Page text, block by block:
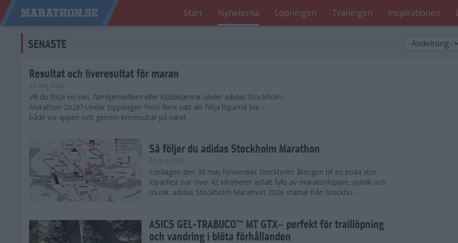
Start Nyheterna Löpningen Träningen Inspirationen
SENASTE
Resultat och liveresultat för maran
28 maj 2026
​Vill du följa en vän, familjemedlem eller klubbkamrat under adidas Stockholm
Marathon 2026? Under loppdagen finns flera sätt att följa löparna live –
både via appen och genom liveresultat på nätet.
Så följer du adidas Stockholm Marathon
28 maj 2026
Lördagen den 30 maj förvandlas Stockholm återigen till en enda stor
löparfest när över 42 kilometer asfalt fylls av maratonlöpare, publik och
musik. adidas Stockholm Marathon 2026 startar från Stockho...
ASICS GEL-TRABUCO™ MT GTX– perfekt för traillöpning
och vandring i blöta förhållanden